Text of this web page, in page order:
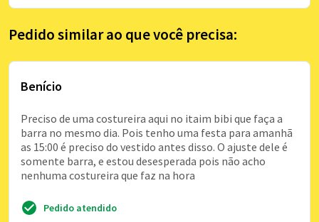
Pedido similar ao que você precisa:
Benício
Preciso de uma costureira aqui no itaim bibi que faça a
barra no mesmo dia. Pois tenho uma festa para amanhã
as 15:00 é preciso do vestido antes disso. O ajuste dele é
somente barra, e estou desesperada pois não acho
nenhuma costureira que faz na hora
Pedido atendido